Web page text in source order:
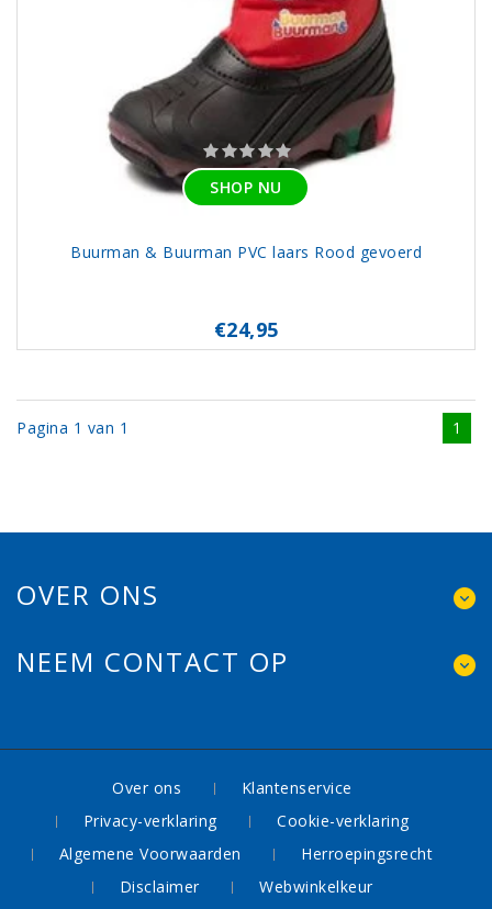
SHOP NU
Buurman & Buurman PVC laars Rood gevoerd
€24,95
Pagina 1 van 1 1
OVER ONS
NEEM CONTACT OP
Over ons
Klantenservice
Privacy-verklaring
Cookie-verklaring
Algemene Voorwaarden
Herroepingsrecht
Disclaimer
Webwinkelkeur